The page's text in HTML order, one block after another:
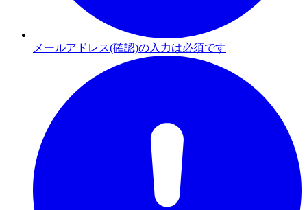
メールアドレス(確認)の入力は必須です